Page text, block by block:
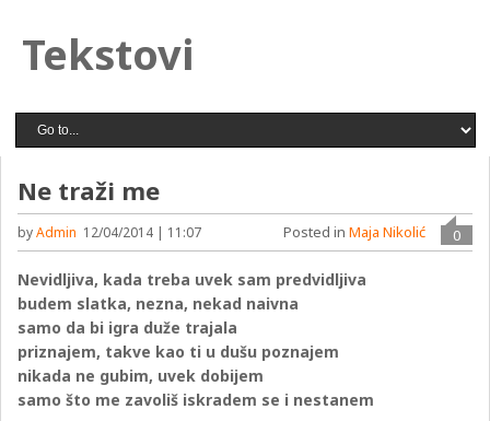
Tekstovi
Ne traži me
byAdmin 12/04/2014 | 11:07 0
Posted in Maja Nikolić
Nevidljiva, kada treba uvek sam predvidljiva
budem slatka, nezna, nekad naivna
samo da bi igra duže trajala
priznajem, takve kao ti u dušu poznajem
nikada ne gubim, uvek dobijem
samo što me zavoliš iskradem se i nestanem